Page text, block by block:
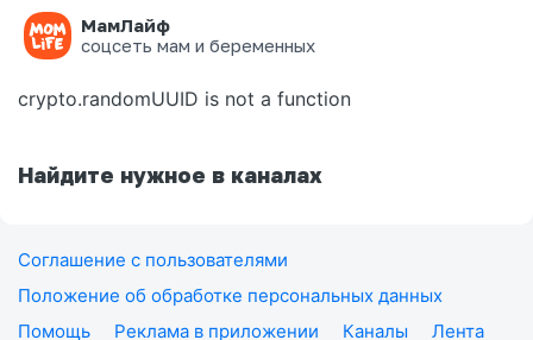
МамЛайф
соцсеть мам и беременных
Ошибка на странице
crypto.randomUUID is not a function
Найдите нужное в каналах
Соглашение с пользователями
Положение об обработке персональных данных
Помощь
Реклама в приложении Каналы
Лента